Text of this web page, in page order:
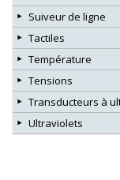
Suiveur de ligne
Tactiles
Température
Tensions
Transducteurs à
Ultraviolets